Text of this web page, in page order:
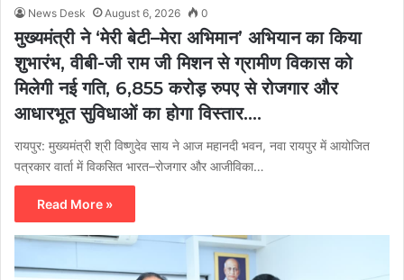
News Desk August 6, 2026 0
मुख्यमंत्री ने ‘मेरी बेटी–मेरा अभिमान’ अभियान का किया
शुभारंभ, वीबी-जी राम जी मिशन से ग्रामीण विकास को
मिलेगी नई गति, 6,855 करोड़ रुपए से रोजगार और
आधारभूत सुविधाओं का होगा विस्तार….
रायपुर: मुख्यमंत्री श्री विष्णुदेव साय ने आज महानदी भवन, नवा रायपुर में आयोजित
पत्रकार वार्ता में विकसित भारत–रोजगार और आजीविका…
Read More »